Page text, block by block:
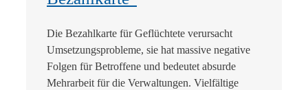
Die Bezahlkarte für Geflüchtete verursacht
Umsetzungsprobleme, sie hat massive negative
Folgen für Betroffene und bedeutet absurde
Mehrarbeit für die Verwaltungen. Vielfältige